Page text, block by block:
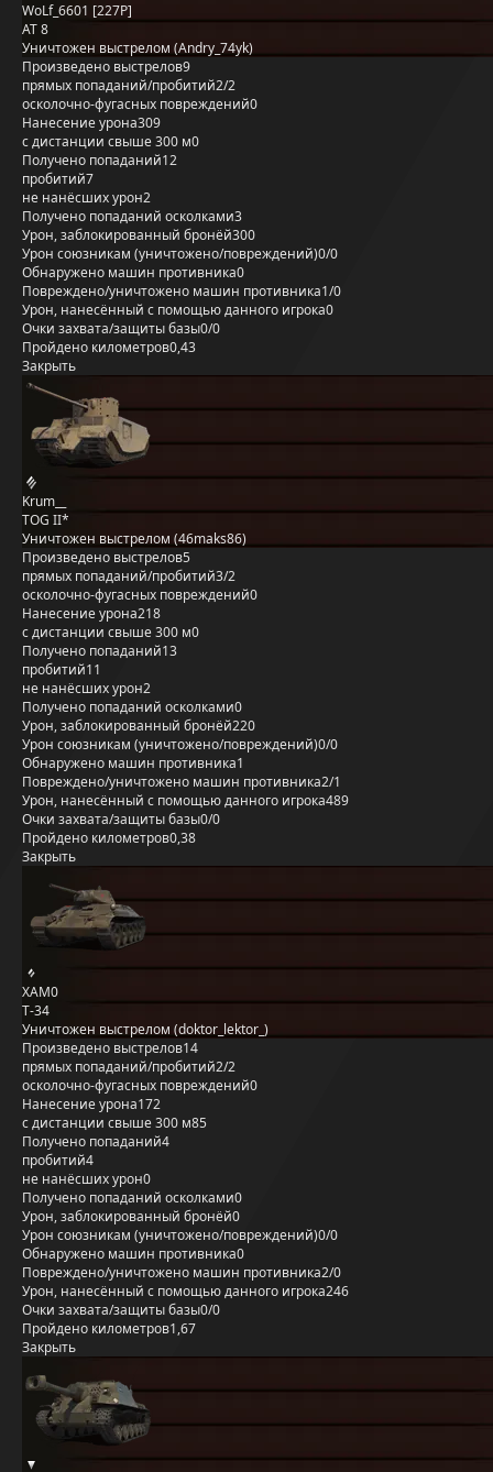
WoLf_6601 [227P]
AT 8
Уничтожен выстрелом (Andry_74yk)
Произведено выстрелов9
прямых попаданий/пробитий2/2
осколочно-фугасных повреждений0
Нанесение урона309
с дистанции свыше 300 м0
Получено попаданий12
пробитий7
не нанёсших урон2
Получено попаданий осколками3
Урон, заблокированный бронёй300
Урон союзникам (уничтожено/повреждений)0/0
Обнаружено машин противника0
Повреждено/уничтожено машин противника1/0
Урон, нанесённый с помощью данного игрока0
Очки захвата/защиты базы0/0
Пройдено километров0,43
Закрыть
Krum__
TOG II*
Уничтожен выстрелом (46maks86)
Произведено выстрелов5
прямых попаданий/пробитий3/2
осколочно-фугасных повреждений0
Нанесение урона218
с дистанции свыше 300 м0
Получено попаданий13
пробитий11
не нанёсших урон2
Получено попаданий осколками0
Урон, заблокированный бронёй220
Урон союзникам (уничтожено/повреждений)0/0
Обнаружено машин противника1
Повреждено/уничтожено машин противника2/1
Урон, нанесённый с помощью данного игрока489
Очки захвата/защиты базы0/0
Пройдено километров0,38
Закрыть
XAM0
Т-34
Уничтожен выстрелом (doktor_lektor_)
Произведено выстрелов14
прямых попаданий/пробитий2/2
осколочно-фугасных повреждений0
Нанесение урона172
с дистанции свыше 300 м85
Получено попаданий4
пробитий4
не нанёсших урон0
Получено попаданий осколками0
Урон, заблокированный бронёй0
Урон союзникам (уничтожено/повреждений)0/0
Обнаружено машин противника0
Повреждено/уничтожено машин противника2/0
Урон, нанесённый с помощью данного игрока246
Очки захвата/защиты базы0/0
Пройдено километров1,67
Закрыть